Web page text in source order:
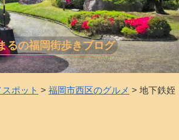
るの福岡街歩きブログ
ポット > 福岡市西区のグルメ > 地下鉄姪